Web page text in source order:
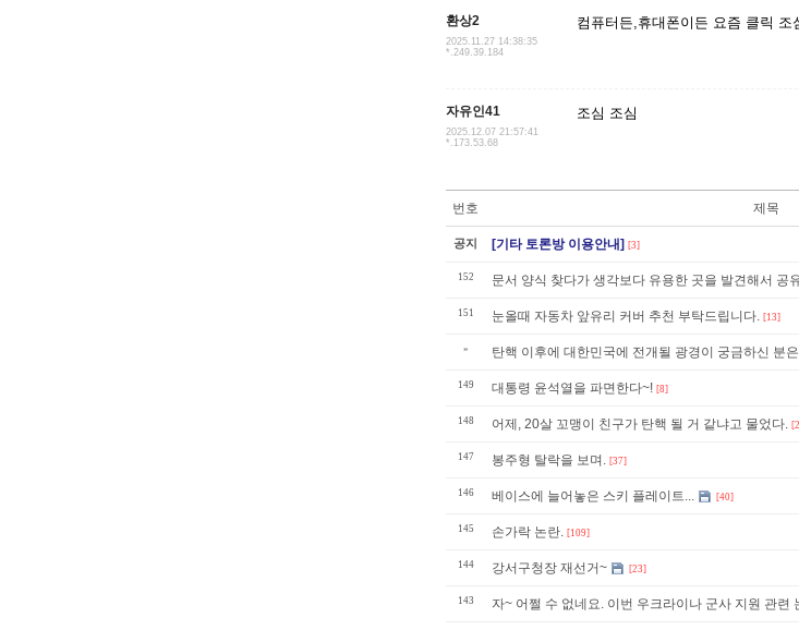
환상2
2025.11.27 14:38:35
*.249.39.184
컴퓨터든,휴대폰이든 요즘 클릭
자유인41
2025.12.07 21:57:41
*.173.53.68
조심 조심
번호 제목
공지 [기타 토론방 이용안내] [3]
152 문서 양식 찾다가 생각보다 유용한 곳을 발견해서 공
151 눈올때 자동차 앞유리 커버 추천 부탁드립니다. [13]
» 탄핵 이후에 대한민국에 전개될 광경이 궁금하신 분
149 대통령 윤석열을 파면한다~! [8]
148 어제, 20살 꼬맹이 친구가 탄핵 될 거 같냐고 물었다.
147 봉주형 탈락을 보며. [37]
146 베이스에 늘어놓은 스키 플레이트... [40]
145 손가락 논란. [109]
144 강서구청장 재선거~ [23]
143 자~ 어쩔 수 없네요. 이번 우크라이나 군사 지원 관련